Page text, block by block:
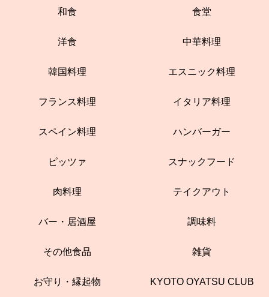
和食 食堂
洋食 中華料理
韓国料理 エスニック料理
フランス料理 イタリア料理
スペイン料理 ハンバーガー
ピッツァ スナックフード
肉料理 テイクアウト
バー・居酒屋 調味料
その他食品 雑貨
お守り・縁起物 KYOTO OYATSU CLUB